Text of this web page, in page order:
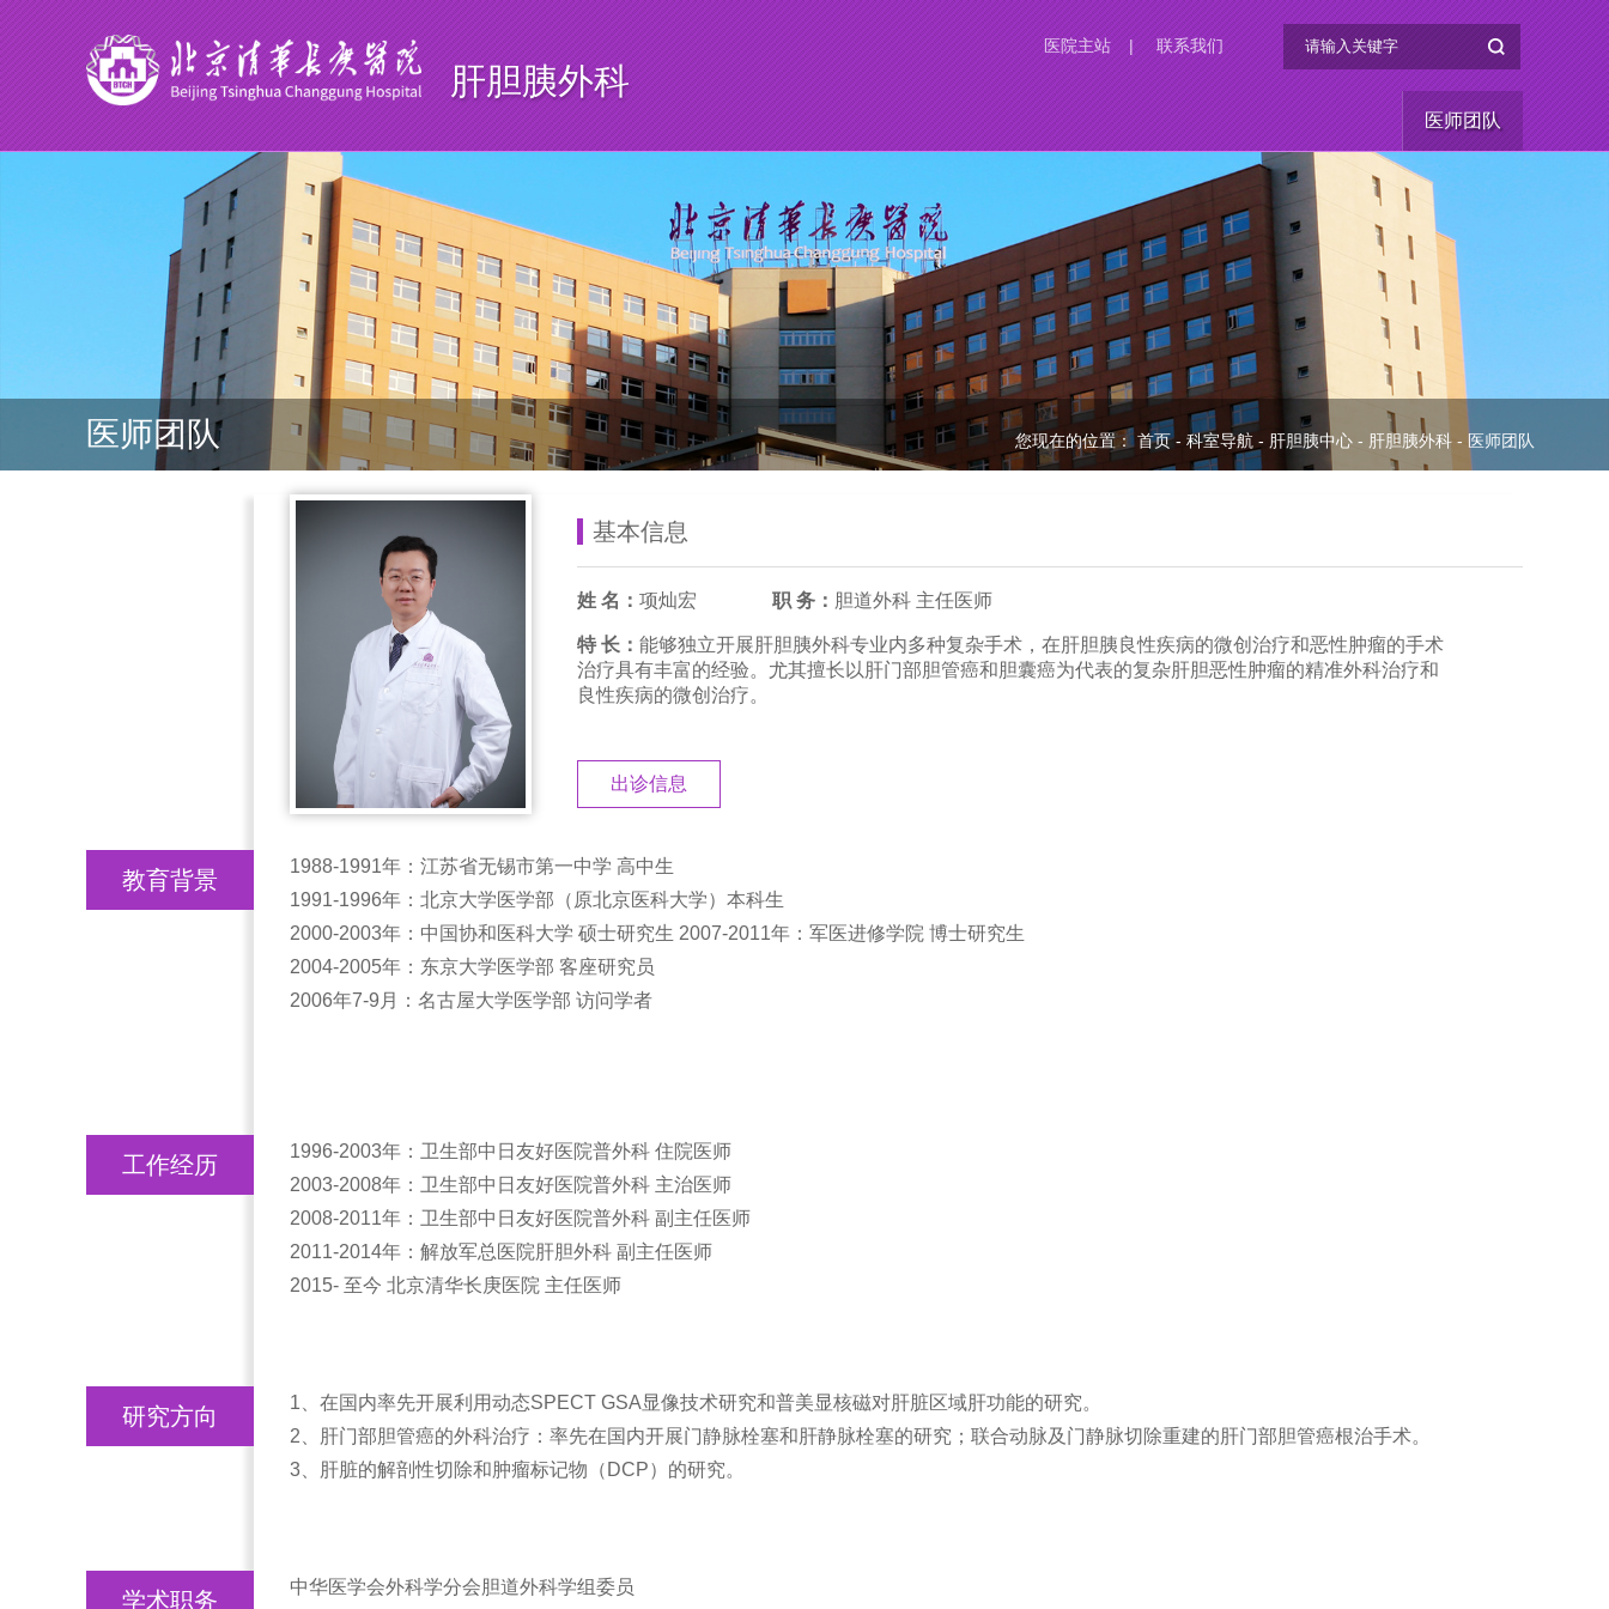
肝胆胰外科
医院主站 | 联系我们
医师团队
医师团队 您现在的位置：首页- 科室导航 - 肝胆胰中心 - 肝胆胰外科 - 医师团队
基本信息
姓 名： 项灿宏 职 务： 胆道外科 主任医师
特 长： 能够独立开展肝胆胰外科专业内多种复杂手术，在肝胆胰良性疾病的微创治疗和恶性肿瘤的手术
治疗具有丰富的经验。尤其擅长以肝门部胆管癌和胆囊癌为代表的复杂肝胆恶性肿瘤的精准外科治疗和
良性疾病的微创治疗。
出诊信息
教育背景
1988-1991年：江苏省无锡市第一中学 高中生
1991-1996年：北京大学医学部（原北京医科大学）本科生
2000-2003年：中国协和医科大学 硕士研究生 2007-2011年：军医进修学院 博士研究生
2004-2005年：东京大学医学部 客座研究员
2006年7-9月：名古屋大学医学部 访问学者
工作经历
1996-2003年：卫生部中日友好医院普外科 住院医师
2003-2008年：卫生部中日友好医院普外科 主治医师
2008-2011年：卫生部中日友好医院普外科 副主任医师
2011-2014年：解放军总医院肝胆外科 副主任医师
2015- 至今 北京清华长庚医院 主任医师
研究方向
1、在国内率先开展利用动态SPECT GSA显像技术研究和普美显核磁对肝脏区域肝功能的研究。
2、肝门部胆管癌的外科治疗：率先在国内开展门静脉栓塞和肝静脉栓塞的研究；联合动脉及门静脉切除重建的肝门部胆管癌根治手术。
3、肝脏的解剖性切除和肿瘤标记物（DCP）的研究。
学术职务
中华医学会外科学分会胆道外科学组委员